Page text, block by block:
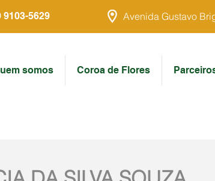
9103-5629 Avenida Gustavo
somos Coroa de Flores